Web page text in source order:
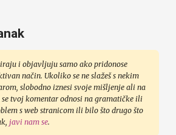
i objavljuju samo ako pridonose
način. Ukoliko se ne slažeš s nekim
slobodno iznesi svoje mišljenje ali na
tvoj komentar odnosi na gramatičke ili
s web stranicom ili bilo što drugo što
javi nam se.